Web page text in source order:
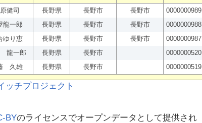
健司 長野県 長野市 長野市
0000000989
龍一郎 長野県 長野市 長野市
0000000988
ゆり恵 長野県 長野市 長野市
0000000987
龍一郎 長野県 長野市
0000000520
久雄 長野県 長野市 0000000519
BYのライセンスでオープンデータとして提供され